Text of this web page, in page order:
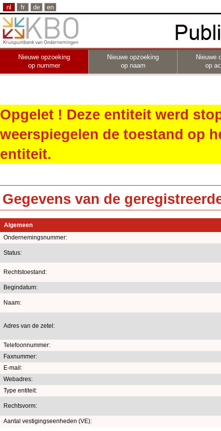
nl fr de en
Nieuwe opzoeking
op nummer
Nieuwe opzoeking
op naam
Nieuwe
op
Opgelet ! Deze entiteit werd
weerspiegelen de toestand op
entiteit.
Gegevens van de
Algemeen
Ondernemingsnummer:
Status:
Rechtstoestand:
Begindatum:
Naam:
Adres van de zetel:
Telefoonnummer:
Faxnummer:
E-mail:
Webadres:
Type entiteit:
Rechtsvorm:
Aantal vestigingseenheden (VE):